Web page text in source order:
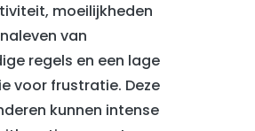
moeilijkheden
van
regels en een lage
voor frustratie. Deze
kunnen intense